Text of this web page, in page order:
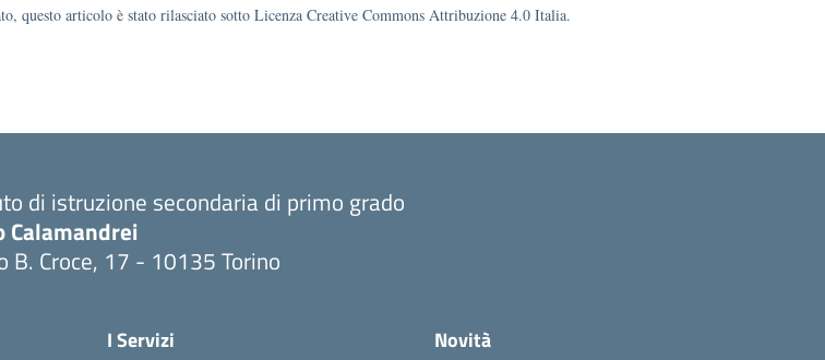
questo articolo è stato rilasciato sotto Licenza Creative Commons Attribuzione 4.0 Italia.
di istruzione secondaria di primo grado
Calamandrei
B. Croce, 17 - 10135 Torino
I Servizi Novità